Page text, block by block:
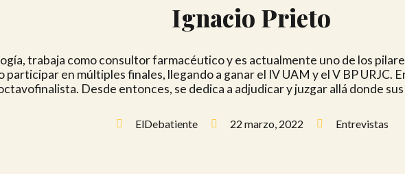
Ignacio Prieto
trabaja como consultor farmacéutico y es actualmente uno de los
en múltiples finales, llegando a ganar el IV UAM y el V BP URJC.
Desde entonces, se dedica a adjudicar y juzgar allá donde
ElDebatiente 22 marzo, 2022 Entrevistas